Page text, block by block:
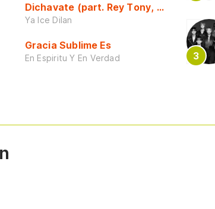
Dichavate (part. Rey Tony, Dj Honda
Ya Ice Dilan
Gracia Sublime Es
En Espiritu Y En Verdad